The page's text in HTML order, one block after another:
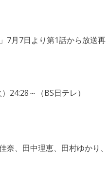
7月7日より第1話から放送再
24:28～（BS日テレ）
、田中理恵、田村ゆかり、